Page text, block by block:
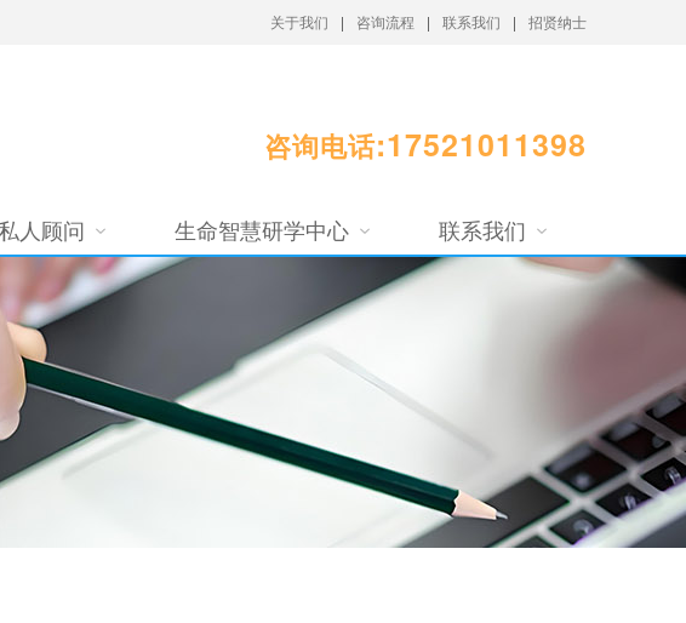
关于我们 | 咨询流程 | 联系我们 | 招贤纳士
咨询电话:17521011398
人顾问 生命智慧研学中心 联系我们